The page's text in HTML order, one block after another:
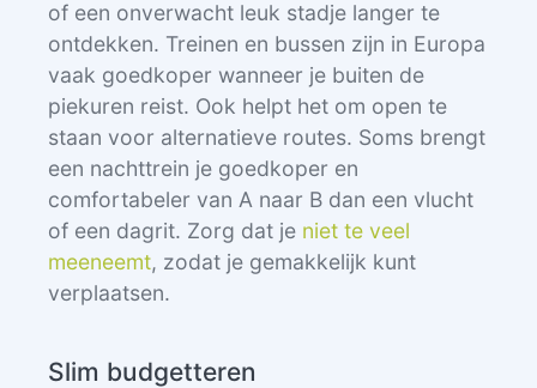
of een onverwacht leuk stadje langer te
ontdekken. Treinen en bussen zijn in Europa
vaak goedkoper wanneer je buiten de
piekuren reist. Ook helpt het om open te
staan voor alternatieve routes. Soms brengt
een nachttrein je goedkoper en
comfortabeler van A naar B dan een vlucht
of een dagrit. Zorg dat je niet te veel
meeneemt, zodat je gemakkelijk kunt
verplaatsen.
Slim budgetteren